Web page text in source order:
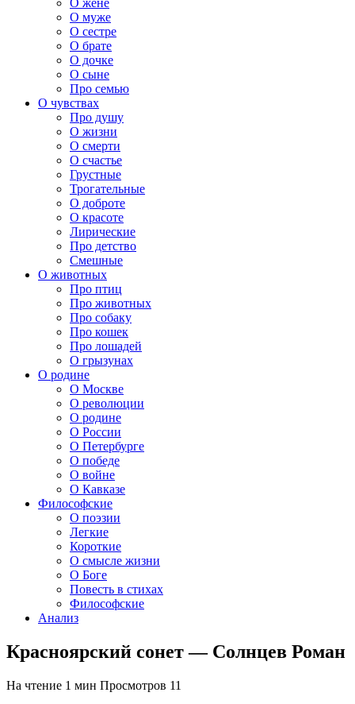
О жене
О муже
О сестре
О брате
О дочке
О сыне
Про семью
О чувствах
Про душу
О жизни
О смерти
О счастье
Грустные
Трогательные
О доброте
О красоте
Лирические
Про детство
Смешные
О животных
Про птиц
Про животных
Про собаку
Про кошек
Про лошадей
О грызунах
О родине
О Москве
О революции
О родине
О России
О Петербурге
О победе
О войне
О Кавказе
Философские
О поэзии
Легкие
Короткие
О смысле жизни
О Боге
Повесть в стихах
Философские
Анализ
Красноярский сонет — Солнцев Роман
На чтение 1 мин Просмотров 11